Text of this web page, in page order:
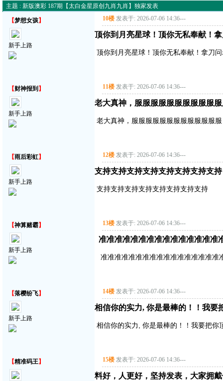
主题 : 新版澳彩 187期【太白金星原创九肖九肖】独家发表
【梦想女孩】
新手上路
10楼 发表于: 2026-07-06 14:36---
顶你到月亮星球！顶你无私奉献！
顶你到月亮星球！顶你无私奉献！拿刀
【财神报到 】
新手上路
11楼 发表于: 2026-07-06 14:36---
老大真神，服服服服服服服服服服
老大真神，服服服服服服服服服服服服服
【雨后彩虹】
新手上路
12楼 发表于: 2026-07-06 14:36---
支持支持支持支持支持支持支持支持
支持支持支持支持支持支持支持支持
【神算赌霸】
新手上路
13楼 发表于: 2026-07-06 14:36---
准准准准准准准准准准准准准准准
准准准准准准准准准准准准准准准准准
【落樱纷飞】
新手上路
14楼 发表于: 2026-07-06 14:36---
相信你的实力, 你是最棒的！！我要
相信你的实力, 你是最棒的！！我要把你
【精准码王】 15楼 发表于: 2026-07-06 14:36---
料好，人更好，坚持发表，大家拥